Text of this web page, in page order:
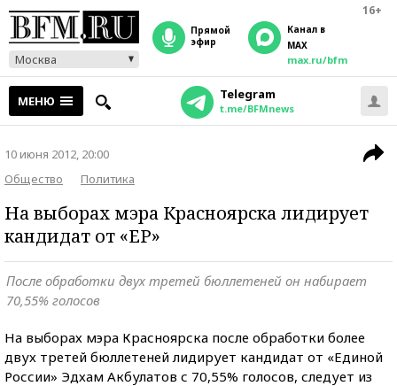
16+
Москва
прямой
эфир
Канал в
MAX
max.ru/bfm
МЕНЮ Telegram
t.me/BFMnews
10 июня 2012, 20:00
Общество
Политика
На выборах мэра Красноярска лидирует
кандидат от «ЕР»
После обработки двух третей бюллетеней он набирает
70,55% голосов
На выборах мэра Красноярска после обработки более
двух третей бюллетеней лидирует кандидат от «Единой
России» Эдхам Акбулатов с 70,55% голосов, следует из